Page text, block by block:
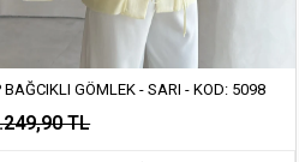
BAĞCIKLI GÖMLEK - SARI - KOD: 5098
TL